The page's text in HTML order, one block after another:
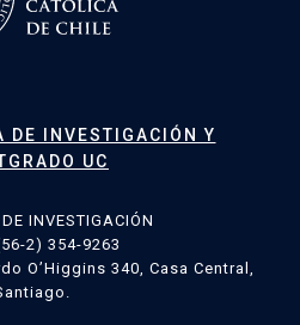
DE INVESTIGACIÓN Y
UC
INVESTIGACIÓN
2) 354-9263
O’Higgins 340, Casa Central,